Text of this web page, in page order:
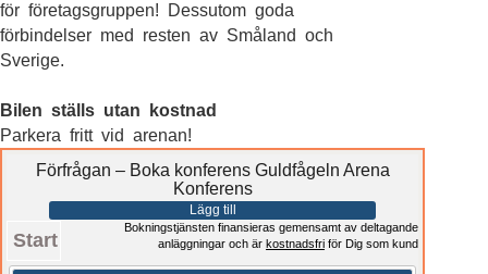
för företagsgruppen! Dessutom goda
förbindelser med resten av Småland och
Sverige.
Bilen ställs utan kostnad
Parkera fritt vid arenan!
Förfrågan – Boka konferens Guldfågeln Arena
Konferens
Lägg till
Start
Bokningstjänsten finansieras gemensamt av deltagande
anläggningar och är kostnadsfri för Dig som kund